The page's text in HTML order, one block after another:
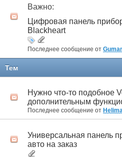
Важно:
Цифровая панель
Blackheart
Последнее сообщение от
Тем
Нужно что-то подобное
дополнительным
Последнее сообщение от
Универсальная панель
авто на заказ